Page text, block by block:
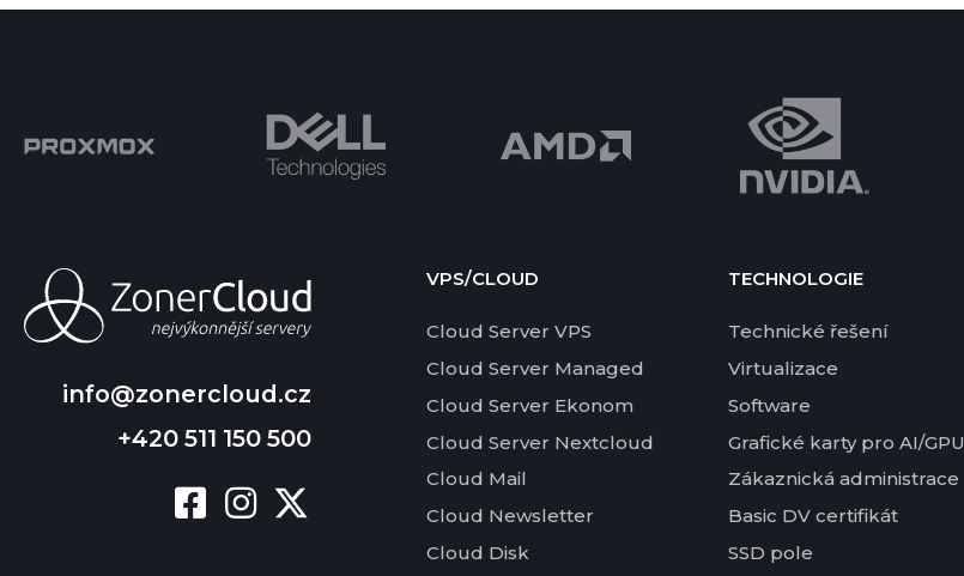
info@zonercloud.cz
+420 511 150 500
VPS/CLOUD
Cloud Server VPS
Cloud Server Managed
Cloud Server Ekonom
Cloud Server Nextcloud
Cloud Mail
Cloud Newsletter
Cloud Disk
TECHNOLOGIE
Technické řešení
Virtualizace
Software
Grafické karty pro AI/GPU
Zákaznická administrace
Basic DV certifikát
SSD pole